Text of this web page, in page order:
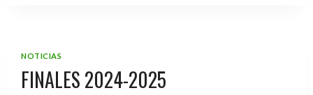
NOTICIAS
FINALES 2024-2025